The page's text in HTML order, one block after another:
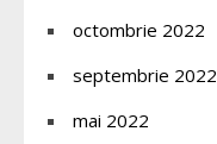
octombrie 2022
septembrie 2022
mai 2022